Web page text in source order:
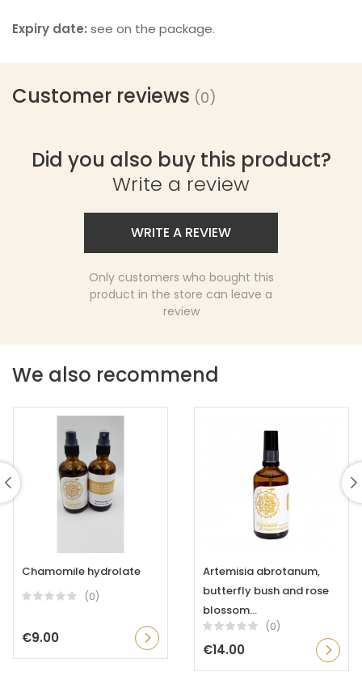
Expiry date: see on the package.
Customer reviews (0)
Did you also buy this product?
Write a review
WRITE A REVIEW
Only customers who bought this
product in the store can leave a
review
We also recommend
Chamomile hydrolate
(0)
€9.00
Artemisia abrotanum,
butterfly bush and rose
blossom...
(0)
€14.00